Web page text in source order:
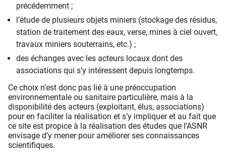
précédemment ;
l’étude de plusieurs objets miniers (stockage des résidus,
station de traitement des eaux, verse, mines à ciel ouvert,
travaux miniers souterrains, etc.) ;
des échanges avec les acteurs locaux dont des
associations qui s’y intéressent depuis longtemps.
Ce choix n’est donc pas lié à une préoccupation
environnementale ou sanitaire particulière, mais à la
disponibilité des acteurs (exploitant, élus, associations)
pour en faciliter la réalisation et s’y impliquer et au fait que
ce site est propice à la réalisation des études que l’ASNR
envisage d’y mener pour améliorer ses connaissances
scientifiques.